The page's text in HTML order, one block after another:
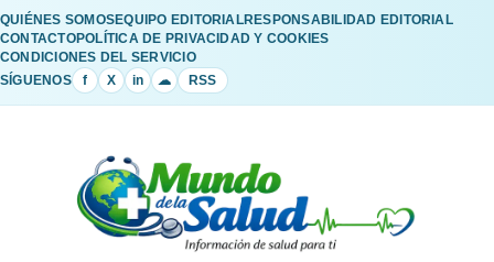
QUIÉNES SOMOSEQUIPO EDITORIALRESPONSABILIDAD EDITORIAL
CONTACTOPOLÍTICA DE PRIVACIDAD Y COOKIES
CONDICIONES DEL SERVICIO
SÍGUENOS
f X in ☁ RSS